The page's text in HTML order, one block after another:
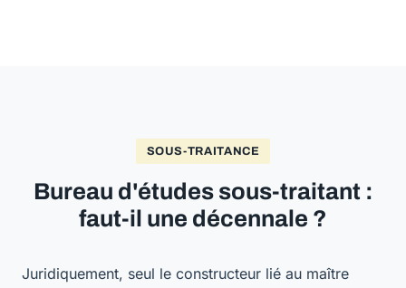
SOUS-TRAITANCE
Bureau d'études sous-traitant :
faut-il une décennale ?
Juridiquement, seul le constructeur lié au maître